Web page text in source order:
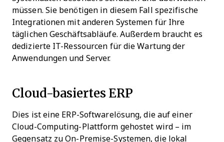
müssen. Sie benötigen in diesem Fall spezifische
Integrationen mit anderen Systemen für Ihre
täglichen Geschäftsabläufe. Außerdem braucht es
dedizierte IT-Ressourcen für die Wartung der
Anwendungen und Server.
Cloud-basiertes ERP
Dies ist eine ERP-Softwarelösung, die auf einer
Cloud-Computing-Plattform gehostet wird – im
Gegensatz zu On-Premise-Systemen, die lokal